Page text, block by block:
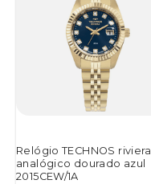
Relógio TECHNOS riviera
analógico dourado azul
2015CEW/1A